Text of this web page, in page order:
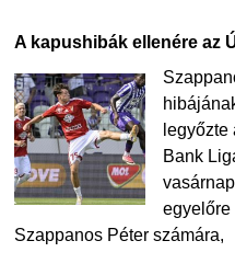
A kapushibák ellenére az
Bank
egyelőre
Szappanos Péter számára,